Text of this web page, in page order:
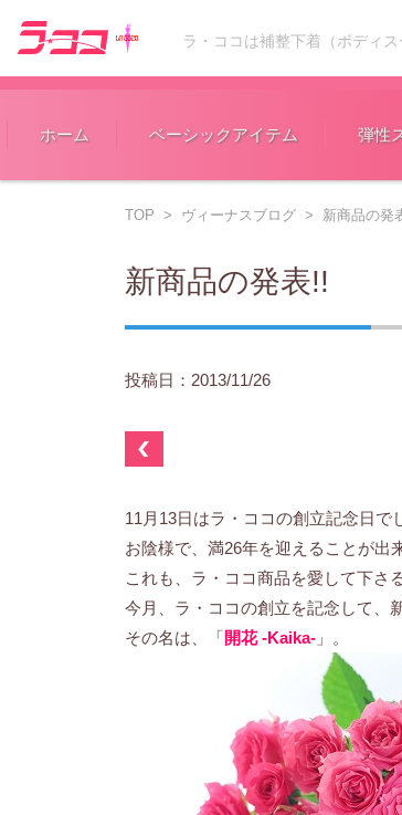
ラ・ココは補整下着（ボディ
コンテンツに移動
ホーム ベーシックアイテム 弾性
TOP > ヴィーナスブログ> 新商品の発
新商品の発表!!
投稿日：2013/11/26
11月13日はラ・ココの創立記念日で
お陰様で、満26年を迎えることが出
これも、ラ・ココ商品を愛して下さ
今月、ラ・ココの創立を記念して、
その名は、「開花 -Kaika-」。